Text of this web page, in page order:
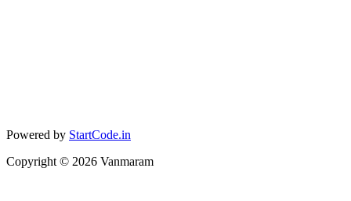
Powered by StartCode.in
Copyright © 2026 Vanmaram